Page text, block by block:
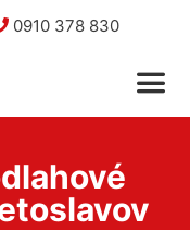
0910 378 830